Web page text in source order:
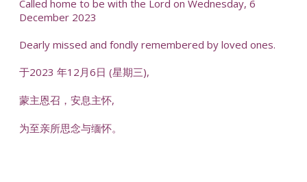
Called home to be with the Lord on Wednesday, 6
December 2023
Dearly missed and fondly remembered by loved ones.
于2023 年12月6日 (星期三),
蒙主恩召，安息主怀,
为至亲所思念与缅怀。